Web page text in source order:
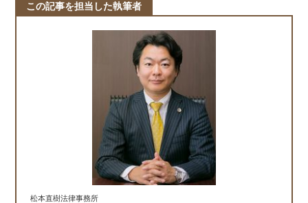
この記事を担当した執筆者
松本直樹法律事務所